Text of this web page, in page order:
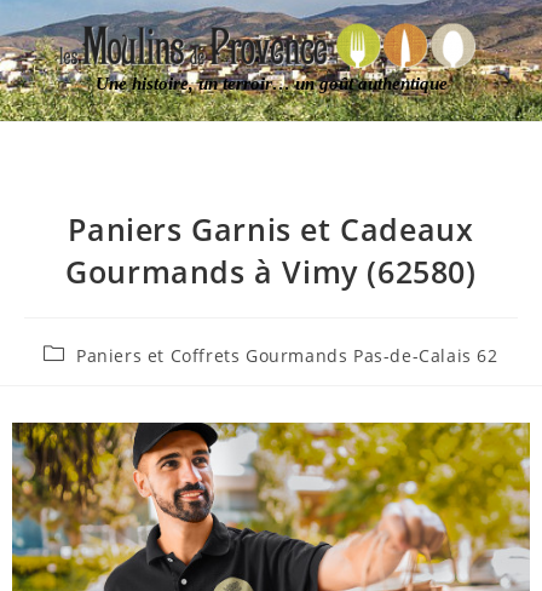
Une histoire, un terroir… un goût authentique
Paniers Garnis et Cadeaux
Gourmands à Vimy (62580)
Paniers et Coffrets Gourmands Pas-de-Calais 62